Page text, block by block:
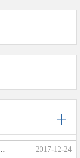
年度政府信息公开 工作年度报告的报告 2017-12-24